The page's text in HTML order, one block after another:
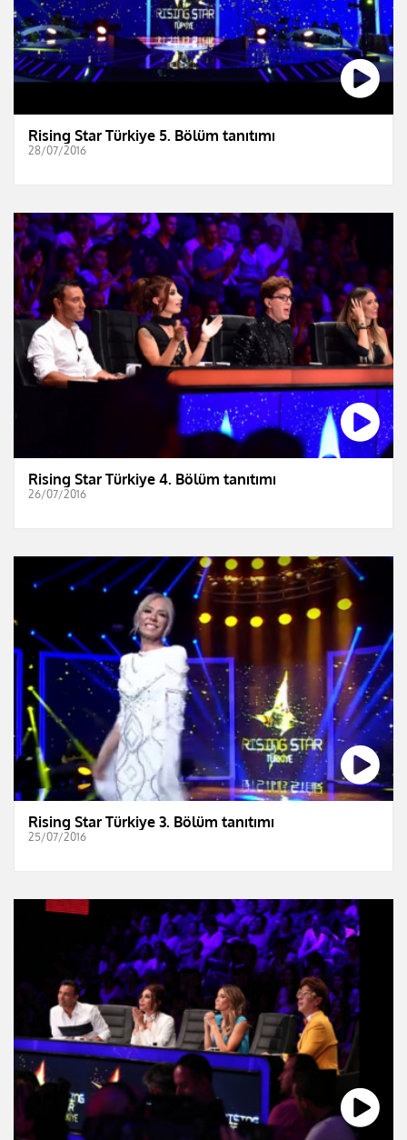
Rising Star Türkiye 5. Bölüm tanıtımı
28/07/2016
Rising Star Türkiye 4. Bölüm tanıtımı
26/07/2016
Rising Star Türkiye 3. Bölüm tanıtımı
25/07/2016